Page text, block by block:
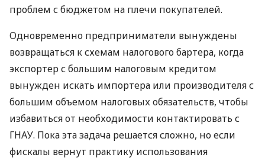
проблем с бюджетом на плечи покупателей.
Одновременно предприниматели вынуждены
возвращаться к схемам налогового бартера, когда
экспортер с большим налоговым кредитом
вынужден искать импортера или производителя с
большим объемом налоговых обязательств, чтобы
избавиться от необходимости контактировать с
ГНАУ. Пока эта задача решается сложно, но если
фискалы вернут практику использования